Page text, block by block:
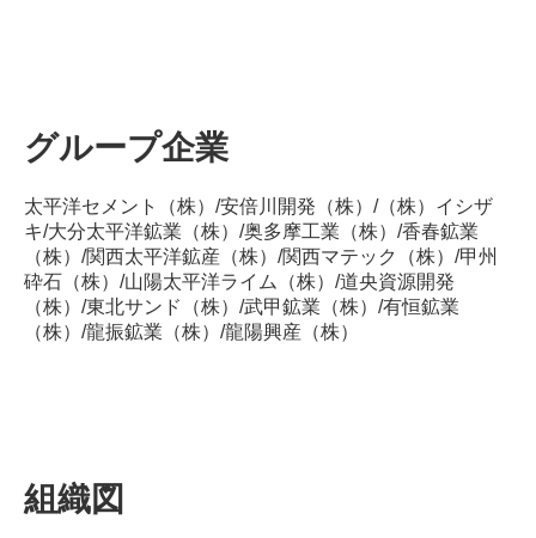
グループ企業
太平洋セメント（株）/安倍川開発（株）/（株）イシザ
キ/大分太平洋鉱業（株）/奥多摩工業（株）/香春鉱業
（株）/関西太平洋鉱産（株）/関西マテック（株）/甲州
砕石（株）/山陽太平洋ライム（株）/道央資源開発
（株）/東北サンド（株）/武甲鉱業（株）/有恒鉱業
（株）/龍振鉱業（株）/龍陽興産（株）
組織図